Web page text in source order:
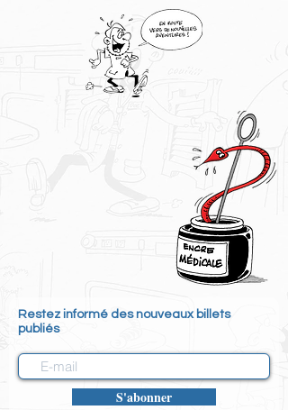
Restez informé des nouveaux billets
publiés
S'abonner